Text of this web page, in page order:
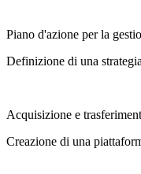
Piano d'azione per la
Definizione di una
Acquisizione e
Creazione di una